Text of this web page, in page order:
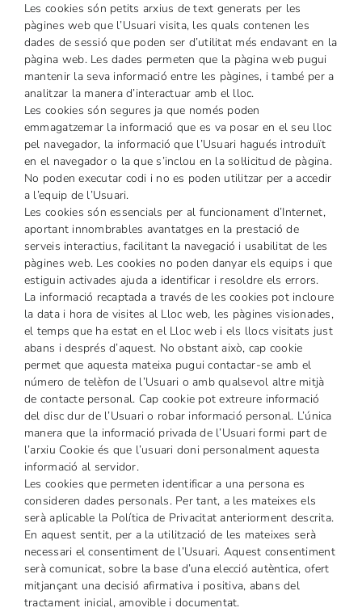
Les cookies són petits arxius de text generats per les
pàgines web que l’Usuari visita, les quals contenen les
dades de sessió que poden ser d’utilitat més endavant en la
pàgina web. Les dades permeten que la pàgina web pugui
mantenir la seva informació entre les pàgines, i també per a
analitzar la manera d’interactuar amb el lloc.
Les cookies són segures ja que només poden
emmagatzemar la informació que es va posar en el seu lloc
pel navegador, la informació que l’Usuari hagués introduït
en el navegador o la que s’inclou en la sol·licitud de pàgina.
No poden executar codi i no es poden utilitzar per a accedir
a l’equip de l’Usuari.
Les cookies són essencials per al funcionament d’Internet,
aportant innombrables avantatges en la prestació de
serveis interactius, facilitant la navegació i usabilitat de les
pàgines web. Les cookies no poden danyar els equips i que
estiguin activades ajuda a identificar i resoldre els errors.
La informació recaptada a través de les cookies pot incloure
la data i hora de visites al Lloc web, les pàgines visionades,
el temps que ha estat en el Lloc web i els llocs visitats just
abans i després d’aquest. No obstant això, cap cookie
permet que aquesta mateixa pugui contactar-se amb el
número de telèfon de l’Usuari o amb qualsevol altre mitjà
de contacte personal. Cap cookie pot extreure informació
del disc dur de l’Usuari o robar informació personal. L’única
manera que la informació privada de l’Usuari formi part de
l’arxiu Cookie és que l’usuari doni personalment aquesta
informació al servidor.
Les cookies que permeten identificar a una persona es
consideren dades personals. Per tant, a les mateixes els
serà aplicable la Política de Privacitat anteriorment descrita.
En aquest sentit, per a la utilització de les mateixes serà
necessari el consentiment de l’Usuari. Aquest consentiment
serà comunicat, sobre la base d’una elecció autèntica, ofert
mitjançant una decisió afirmativa i positiva, abans del
tractament inicial, amovible i documentat.